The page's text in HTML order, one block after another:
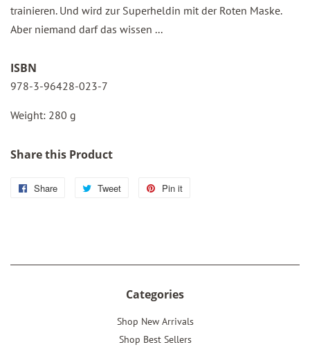
trainieren. Und wird zur Superheldin mit der Roten Maske.
Aber niemand darf das wissen ...
ISBN
978-3-96428-023-7
Weight: 280 g
Share this Product
Share
Share
Tweet
Tweet
Pin it
Categories
Shop New Arrivals
Shop Best Sellers